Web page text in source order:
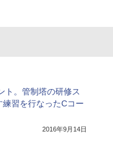
ト。管制塔の研修ス
習を行なったCコー
2016年9月14日